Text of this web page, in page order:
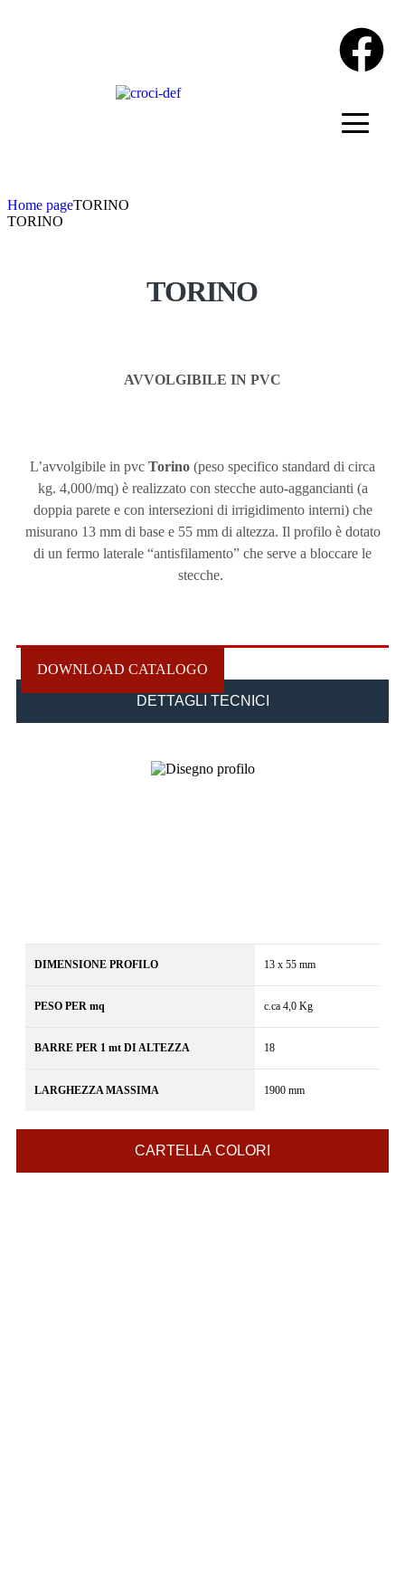
Home pageTORINO
TORINO
TORINO
AVVOLGIBILE IN PVC
L’avvolgibile in pvc Torino (peso specifico standard di circa
kg. 4,000/mq) è realizzato con stecche auto-aggancianti (a
doppia parete e con intersezioni di irrigidimento interni) che
misurano 13 mm di base e 55 mm di altezza. Il profilo è dotato
di un fermo laterale “antisfilamento” che serve a bloccare le
stecche.
DOWNLOAD CATALOGO
DETTAGLI TECNICI
CARTELLA COLORI
DIMENSIONE PROFILO 13 x 55 mm
PESO PER mq c.ca 4,0 Kg
BARRE PER 1 mt DI ALTEZZA 18
LARGHEZZA MASSIMA 1900 mm